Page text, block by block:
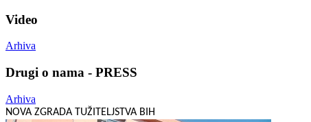
Video
Arhiva
Drugi o nama - PRESS
Arhiva
NOVA ZGRADA TUŽITELJSTVA BIH